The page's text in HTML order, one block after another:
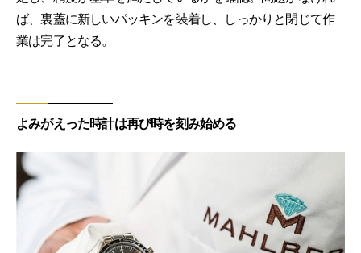
ば、裏蓋に新しいパッキンを装着し、しっかりと閉じて作
業は完了となる。
よみがえった時計は再び時を刻み始める